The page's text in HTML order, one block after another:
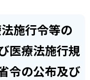
施行令等の
医療法施行規
令の公布及び